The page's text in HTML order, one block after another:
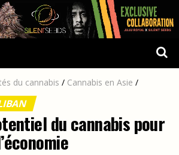
du cannabis / Cannabis en Asie /
du cannabis pour